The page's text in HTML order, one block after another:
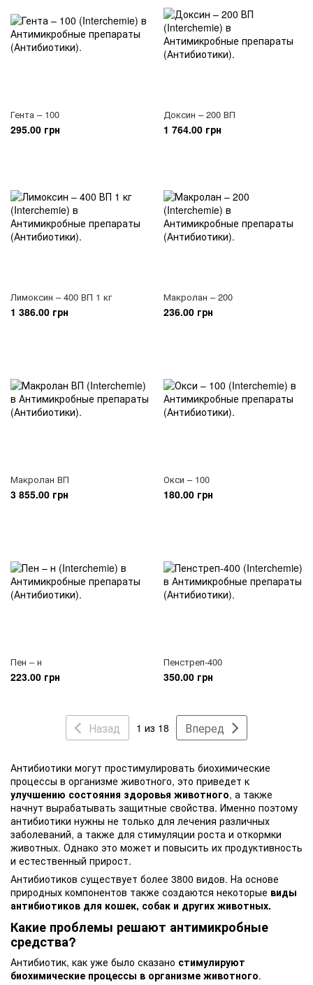
Гента – 100
295.00 грн
Доксин – 200 ВП
1 764.00 грн
Лимоксин – 400 ВП 1 кг
1 386.00 грн
Макролан – 200
236.00 грн
Макролан ВП
3 855.00 грн
Окси – 100
180.00 грн
Пен – н
223.00 грн
Пенстреп-400
350.00 грн
Назад 1 из 18 Вперед
Антибиотики могут простимулировать биохимические
процессы в организме животного, это приведет к
улучшению состояния здоровья животного, а также
начнут вырабатывать защитные свойства. Именно поэтому
антибиотики нужны не только для лечения различных
заболеваний, а также для стимуляции роста и откормки
животных. Однако это может и повысить их продуктивность
и естественный прирост.
Антибиотиков существует более 3800 видов. На основе
природных компонентов также создаются некоторые виды
антибиотиков для кошек, собак и других животных.
Какие проблемы решают антимикробные
средства?
Антибиотик, как уже было сказано стимулируют
биохимические процессы в организме животного.